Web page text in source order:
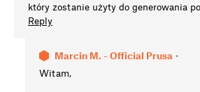
który zostanie użyty do generowania
Reply
Marcin M. - Official Prusa •
Witam,